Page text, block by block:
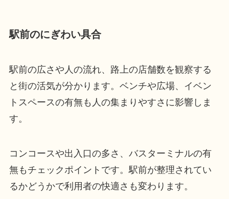
駅前のにぎわい具合
駅前の広さや人の流れ、路上の店舗数を観察する
と街の活気が分かります。ベンチや広場、イベン
トスペースの有無も人の集まりやすさに影響しま
す。
コンコースや出入口の多さ、バスターミナルの有
無もチェックポイントです。駅前が整理されてい
るかどうかで利用者の快適さも変わります。